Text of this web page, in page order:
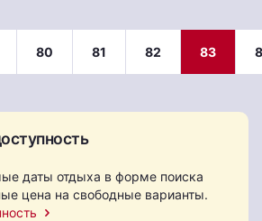
80 81 82 83
даты отдыха в форме поиска
цена на свободные варианты.